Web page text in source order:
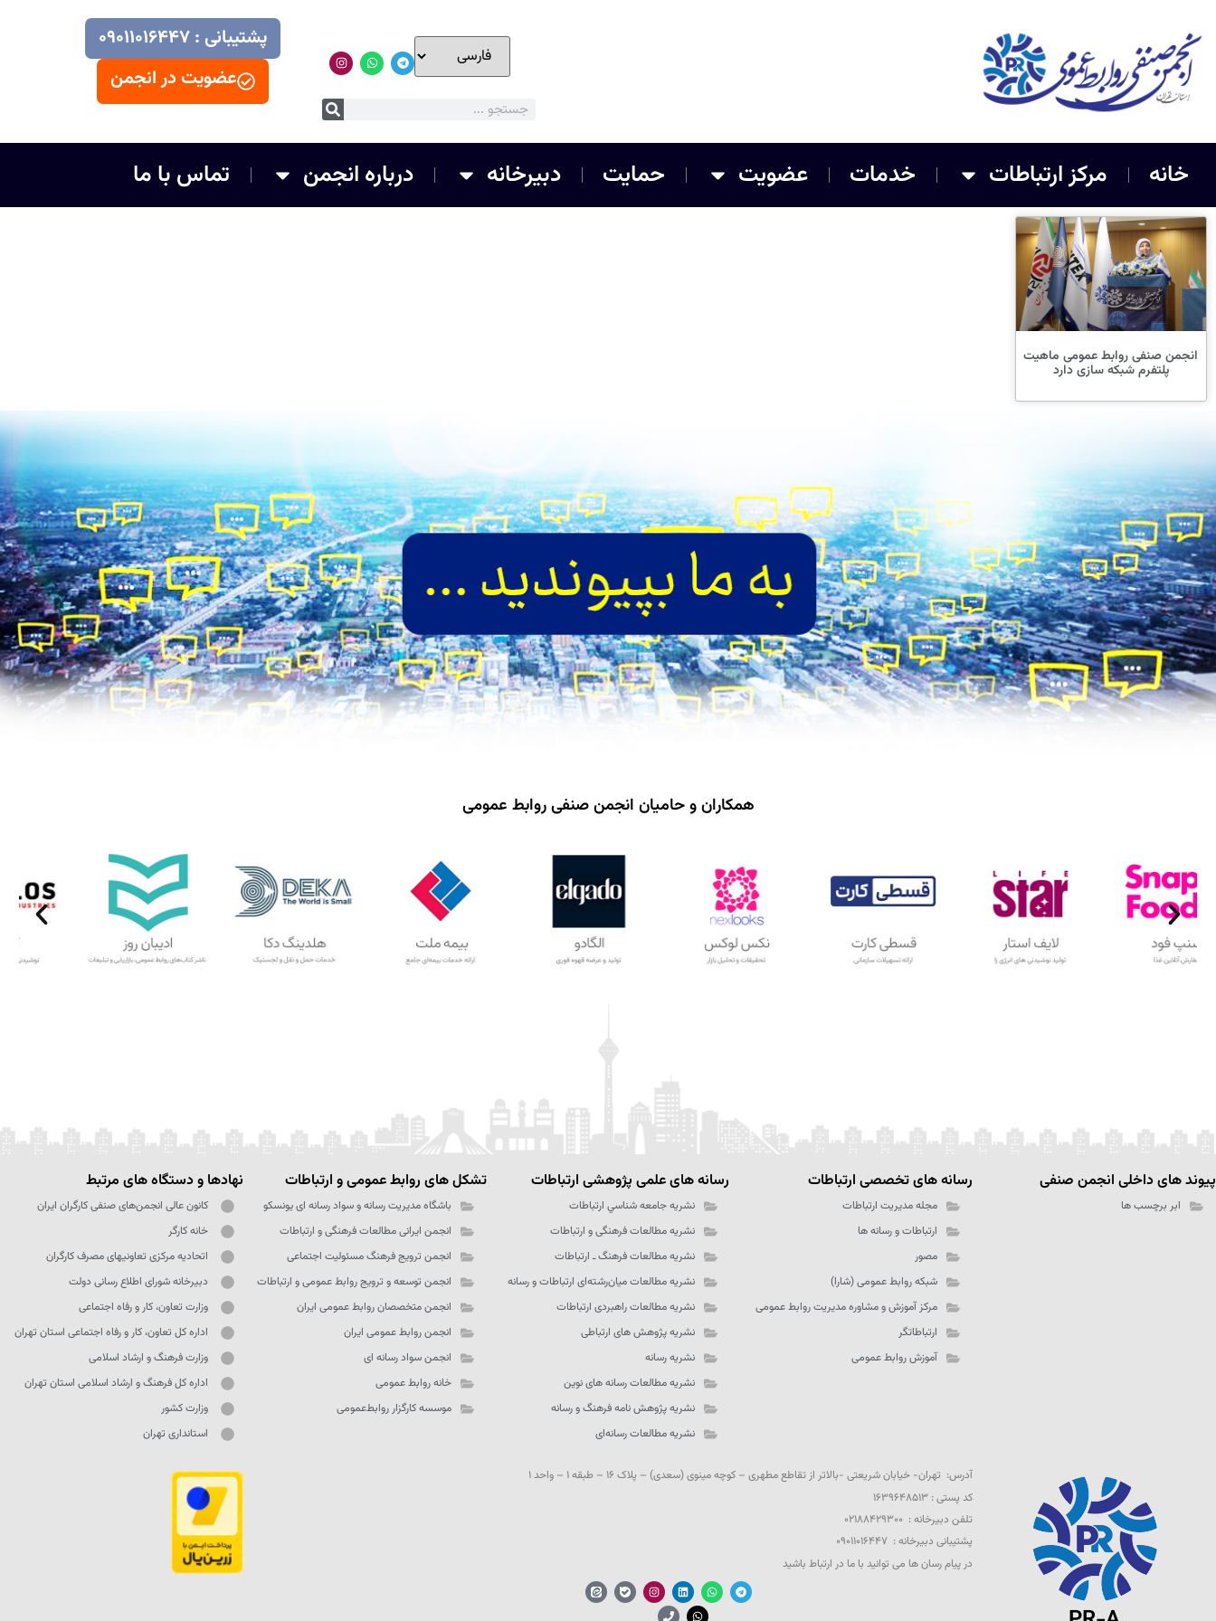
پشتیبانی : ۰۹۰۱۱۰۱۶۴۴۷
عضویت در انجمن
خانه مرکز ارتباطات خدمات عضویت حمایت دبیرخانه درباره انجمن تماس با ما
انجمن صنفی روابط عمومی ماهیت
پلتفرم شبکه سازی دارد
همکاران و حامیان انجمن صنفی روابط عمومی
پیوند های داخلی انجمن صنفی
ابر برچسب ها
رسانه های تخصصی ارتباطات
مجله مدیریت ارتباطات
ارتباطات و رسانه ها
مصور
شبکه روابط عمومی (شارا)
مرکز آموزش و مشاوره مدیریت روابط عمومی
ارتباطاتگر
آموزش روابط عمومی
رسانه های علمی پژوهشی ارتباطات
نشریه جامعه شناسي ارتباطات
نشریه مطالعات فرهنگی و ارتباطات
نشریه مطالعات فرهنگ ـ‌ ارتباطات
نشریه مطالعات میان‌رشته‌ای ارتباطات و رسانه
نشریه مطالعات راهبردی ارتباطات
نشریه پژوهش های ارتباطی
نشریه رسانه
نشریه مطالعات رسانه های نوین
نشریه پژوهش نامه فرهنگ و رسانه
نشریه مطالعات رسانه‌ای
تشکل های روابط عمومی و ارتباطات
باشگاه مدیریت رسانه و سواد رسانه ای یونسکو
انجمن ایرانی مطالعات فرهنگی و ارتباطات
انجمن ترویج فرهنگ مسئولیت اجتماعی
انجمن توسعه و ترویج روابط عمومی و ارتباطات
انجمن متخصصان روابط عمومی ایران
انجمن روابط عمومی ایران
انجمن سواد رسانه ای
خانه روابط عمومی
موسسه کارگزار روابط‌عمومی
نهادها و دستگاه های مرتبط
کانون عالی انجمن‌های صنفی کارگران ایران
خانه کارگر
اتحادیه مرکزی تعاونیهای مصرف کارگران
دبیرخانه شورای اطلاع رسانی دولت
وزارت تعاون، کار و رفاه اجتماعی
اداره کل تعاون، کار و رفاه اجتماعی استان تهران
وزارت فرهنگ و ارشاد اسلامی
اداره کل فرهنگ و ارشاد اسلامی استان تهران
وزارت کشور
استانداری تهران
آدرس: تهران- خیابان شریعتی -بالاتر از تقاطع مطهری – کوچه مینوی (سعدی) – پلاک ۱۶ – طبقه ۱ – واحد ۱
کد پستی : ۱۶۳۹۶۴۸۵۱۳
تلفن دبیرخانه : ۰۲۱۸۸۴۲۹۳۰۰
پشتیبانی دبیرخانه : ۰۹۰۱۱۰۱۶۴۴۷
در پیام رسان ها می توانید با ما در ارتباط باشید